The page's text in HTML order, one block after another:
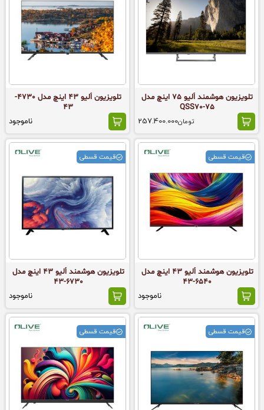
تلویزیون هوشمند اُلیو 75 اینچ مدل
75-QSS70
تومان257.400.000
تلویزیون اُلیو 43 اینچ مدل 4730-
43
ناموجود
قیمت قسطی
تلویزیون هوشمند اُلیو 43 اینچ مدل
6540-43
ناموجود
قیمت قسطی
تلویزیون هوشمند اُلیو 43 اینچ مدل
6730-43
ناموجود
قیمت قسطی قیمت قسطی